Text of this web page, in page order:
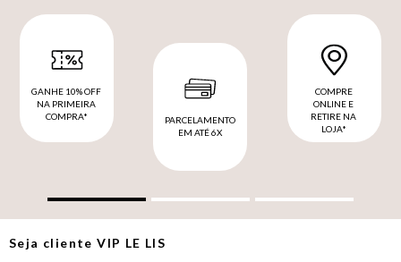
GANHE 10% OFF
NA PRIMEIRA
COMPRA*
PARCELAMENTO
EM ATÉ 6X
COMPRE
ONLINE E
RETIRE NA
LOJA*
Seja clienteVIP LE LIS